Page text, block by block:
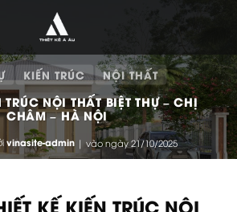
KIẾN TRÚC NỘI THẤT
TRÚC NỘI THẤT BIỆT THỰ – CHỊ
CHÂM – HÀ NỘI
vinasite-admin | vào ngày 21/10/2025
KẾ KIẾN TRÚC NỘI